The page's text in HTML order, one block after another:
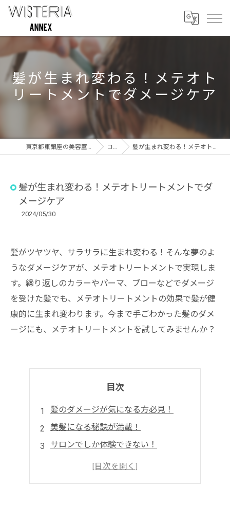
髪が生まれ変わる！メテオト
リートメントでダメージケア
東京都東銀座の美容室ならWISTERIA ANNEX コラム 髪が生まれ変わる！メテオトリートメントでダメージケア
髪が生まれ変わる！メテオトリートメントでダ
メージケア
2024/05/30
髪がツヤツヤ、サラサラに生まれ変わる！そんな夢のよ
うなダメージケアが、メテオトリートメントで実現しま
す。繰り返しのカラーやパーマ、ブローなどでダメージ
を受けた髪でも、メテオトリートメントの効果で髪が健
康的に生まれ変わります。今まで手ごわかった髪のダメ
ージにも、メテオトリートメントを試してみませんか？
目次
髪のダメージが気になる方必見！
美髪になる秘訣が満載！
サロンでしか体験できない！
艶髪に変身！